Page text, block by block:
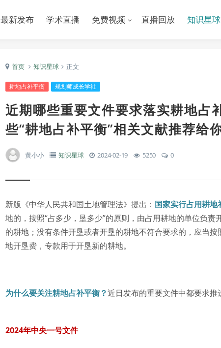
最新发布 学术直播 免费视频 直播回放 知识星球
首页 知识星球 正文
耕地占补平衡 规划师成长学社
近期哪些重要文件要求落实耕地占
些“耕地占补平衡”相关文献推荐给
黄小小 知识星球 2024-02-19 5250 0
新版《中华人民共和国土地管理法》提出： 国家实行占用耕地
地的，按照“占多少，垦多少”的原则，由占用耕地的单位负责
的耕地；没有条件开垦或者开垦的耕地不符合要求的，应当
地开垦费，专款用于开垦新的耕地。
为什么要关注耕地占补平衡？近日发布的重要文件中都要求推
2024年中央一号文件